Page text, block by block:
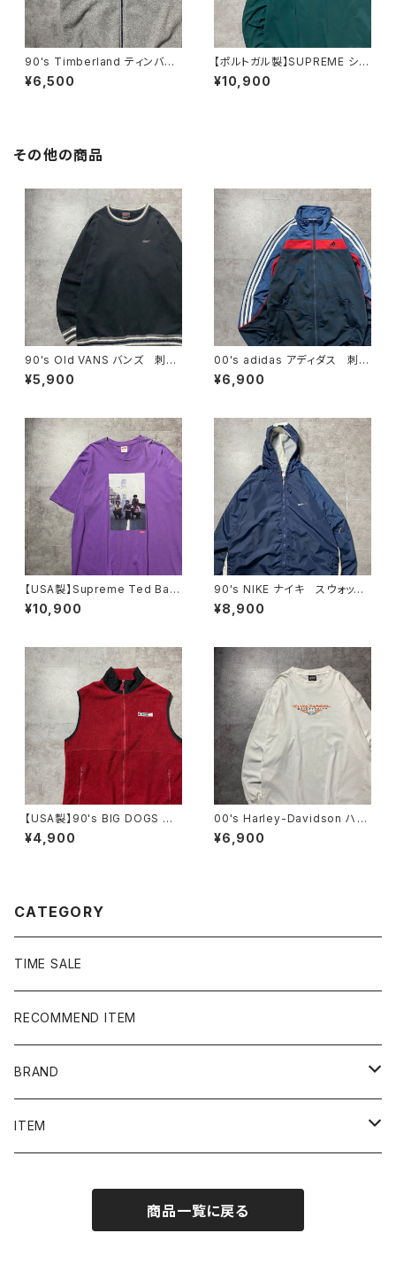
90's Timberland ティンバー
ランド 刺繍ワンポイント グレ
ー フリースベスト
¥6,500
【ポルトガル製】SUPREME シュ
プリーム 刺繍ワンポイント
グリーン Tシャツ ロンT
¥10,900
その他の商品
90's Old VANS バンズ 刺繍
ワンポイント ラインリブ ヘビ
ーオンス ブラック 黒 スウェ
¥5,900
00's adidas アディダス 刺繍
ワンポイント バックプリント
サイドストライプ マルチカラ
¥6,900
【USA製】Supreme Ted Bafa
loukos “1970s Kids Photo
シュプリーム グラフィック フ
¥10,900
90's NIKE ナイキ スウォッシ
ュ 両面刺繍 ネイビー フー
ド ナイロンジャケット
¥8,900
【USA製】90's BIG DOGS 希
少POLAR DOGSタグ ビッグ
ドッグス ワンポイント ラベル
¥4,900
00's Harley-Davidson ハー
レーダビッドソン スカル セン
ター刺繍ロゴ ホワイト 白
¥6,900
CATEGORY
TIME SALE
RECOMMEND ITEM
BRAND
NIKE
ITEM
商品一覧に戻る